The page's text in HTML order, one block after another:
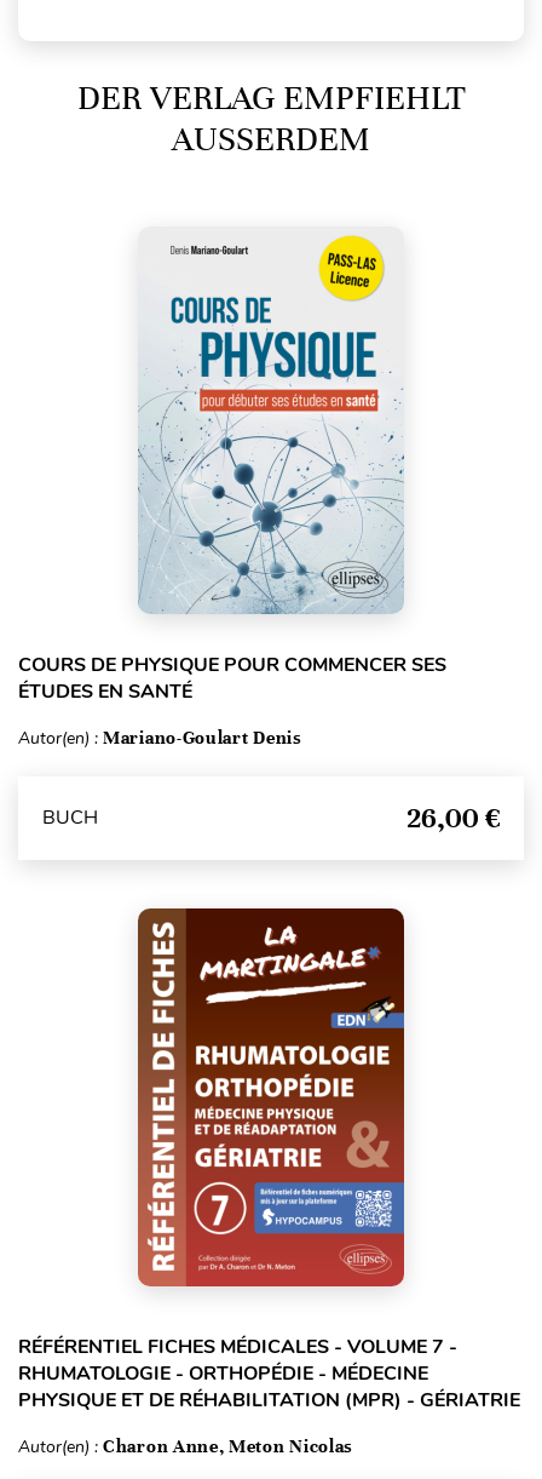
DER VERLAG EMPFIEHLT
AUSSERDEM
COURS DE PHYSIQUE POUR COMMENCER SES
ÉTUDES EN SANTÉ
Autor(en) : Mariano-Goulart Denis
BUCH 26,00 €
RÉFÉRENTIEL FICHES MÉDICALES - VOLUME 7 -
RHUMATOLOGIE - ORTHOPÉDIE - MÉDECINE
PHYSIQUE ET DE RÉHABILITATION (MPR) - GÉRIATRIE
Autor(en) : Charon Anne, Meton Nicolas